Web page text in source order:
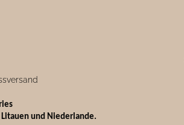
und Niederlande.